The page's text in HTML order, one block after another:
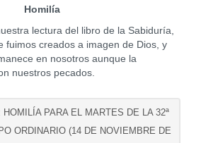
Homilía
lectura del libro de la Sabiduría,
fuimos creados a imagen de Dios, y
en nosotros aunque la
nuestros pecados.
PARA EL MARTES DE LA 32ª
ORDINARIO (14 DE NOVIEMBRE DE